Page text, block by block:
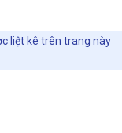
liệt kê trên trang này